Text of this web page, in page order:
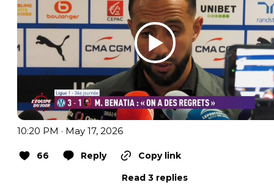
10:20 PM · May 17, 2026
66 Reply
Copy link
Read 3 replies